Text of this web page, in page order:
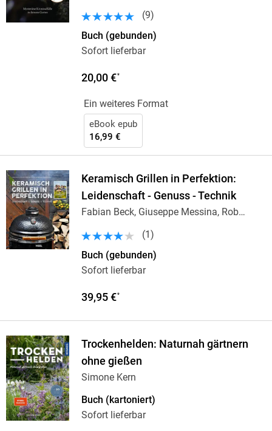
(9)
Buch (gebunden)
Sofort lieferbar
20,00 €*
Ein weiteres Format
eBook epub
16,99 €
Keramisch Grillen in Perfektion:
Leidenschaft - Genuss - Technik
Fabian Beck, Giuseppe Messina, Rob
(1 )
Buch (gebunden)
Sofort lieferbar
39,95 €*
Trockenhelden: Naturnah gärtnern
ohne gießen
Simone Kern
Buch (kartoniert)
Sofort lieferbar